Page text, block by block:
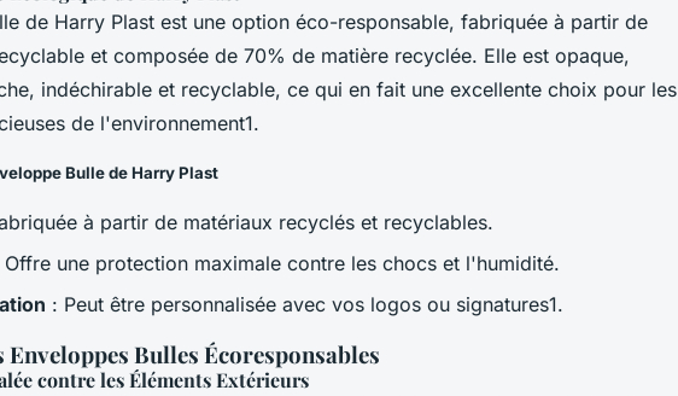
de Harry Plast est une option éco-responsable, fabriquée à partir de
et composée de 70% de matière recyclée. Elle est opaque,
indéchirable et recyclable, ce qui en fait une excellente choix pour les
de l'environnement1.
Bulle de Harry Plast
à partir de matériaux recyclés et recyclables.
Offre une protection maximale contre les chocs et l'humidité.
: Peut être personnalisée avec vos logos ou signatures1.
Enveloppes Bulles Écoresponsables
contre les Éléments Extérieurs